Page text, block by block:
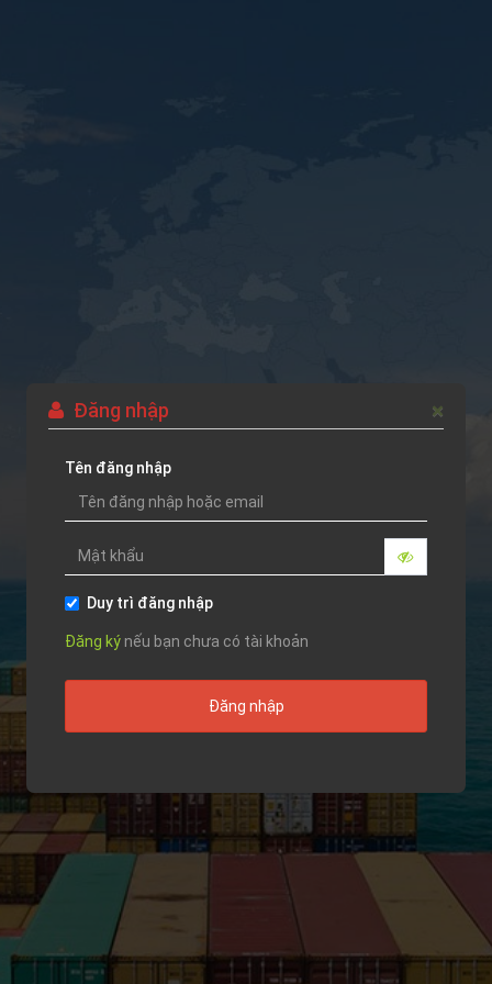
Đăng nhập ×
Tên đăng nhập
Duy trì đăng nhập
Đăng ký nếu bạn chưa có tài khoản
Đăng nhập